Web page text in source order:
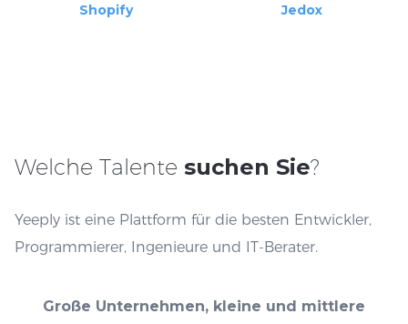
Shopify Jedox
Welche Talente suchen Sie?
Yeeply ist eine Plattform für die besten Entwickler,
Programmierer, Ingenieure und IT-Berater.
Große Unternehmen, kleine und mittlere